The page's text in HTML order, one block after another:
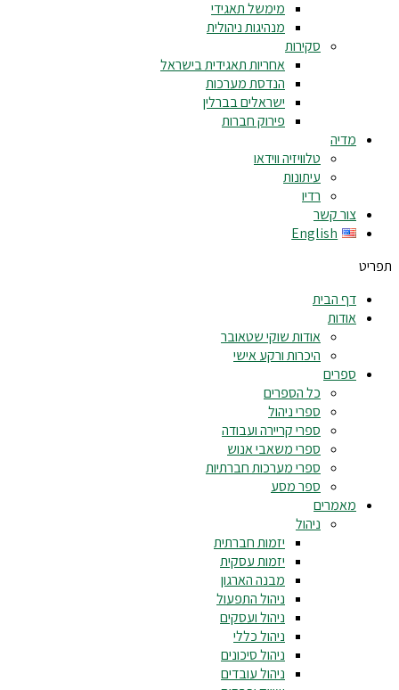
מימשל תאגידי
מנהיגות ניהולית
סקירות
אחריות תאגידית בישראל
הנדסת מערכות
ישראלים בברלין
פירוק חברות
מדיה
טלוויזיה ווידאו
עיתונות
רדיו
צור קשר
English
תפריט
דף הבית
אודות
אודות שוקי שטאובר
היכרות ורקע אישי
ספרים
כל הספרים
ספרי ניהול
ספרי קריירה ועבודה
ספרי משאבי אנוש
ספרי מערכות חברתיות
ספר מסע
מאמרים
ניהול
יזמות חברתית
יזמות עסקית
מבנה הארגון
ניהול התפעול
ניהול ועסקים
ניהול כללי
ניהול סיכונים
ניהול עובדים